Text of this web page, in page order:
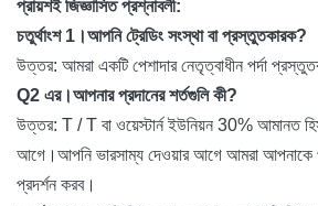
প্রায়শই জিজ্ঞাসিত প্রশ্নাবলী:
চতুর্থাংশ 1।আপনি ট্রেডিং সংস্থা বা প্রস্তুতকারক?
উত্তর: আমরা একটি পেশাদার নেতৃত্বাধীন পর্দা
Q2 এর।আপনার প্রদানের শর্তগুলি কী?
উত্তর: T / T বা ওয়েস্টার্ন ইউনিয়ন 30% আমানত
আগে।আপনি ভারসাম্য দেওয়ার আগে আমরা আপনাকে
প্রদর্শন করব।